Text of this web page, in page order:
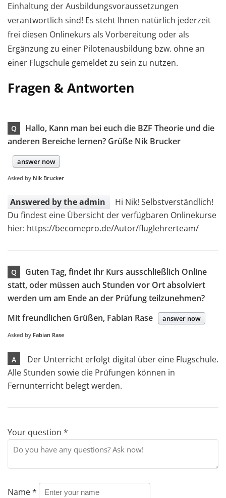
Einhaltung der Ausbildungsvoraussetzungen
verantwortlich sind! Es steht Ihnen natürlich jederzeit
frei diesen Onlinekurs als Vorbereitung oder als
Ergänzung zu einer Pilotenausbildung bzw. ohne an
einer Flugschule gemeldet zu sein zu nutzen.
Fragen & Antworten
Q
Hallo, Kann man bei euch die BZF Theorie und die
anderen Bereiche lernen? Grüße Nik Brucker
answer now
Asked by Nik Brucker
Answered by the admin
Hi Nik! Selbstverständlich!
Du findest eine Übersicht der verfügbaren Onlinekurse
hier: https://becomepro.de/Autor/fluglehrerteam/
Q
Guten Tag, findet ihr Kurs ausschließlich Online
statt, oder müssen auch Stunden vor Ort absolviert
werden um am Ende an der Prüfung teilzunehmen?
Mit freundlichen Grüßen, Fabian Rase
answer now
Asked by Fabian Rase
A
Der Unterricht erfolgt digital über eine Flugschule.
Alle Stunden sowie die Prüfungen können in
Fernunterricht belegt werden.
Your question *
Name*